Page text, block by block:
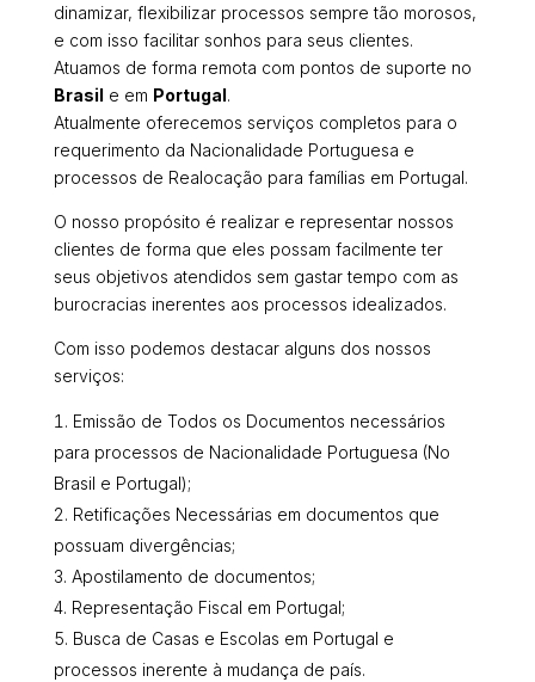
dinamizar, flexibilizar processos sempre tão morosos,
e com isso facilitar sonhos para seus clientes.
Atuamos de forma remota com pontos de suporte no
Brasil e em Portugal.
Atualmente oferecemos serviços completos para o
requerimento da Nacionalidade Portuguesa e
processos de Realocação para famílias em Portugal.
O nosso propósito é realizar e representar nossos
clientes de forma que eles possam facilmente ter
seus objetivos atendidos sem gastar tempo com as
burocracias inerentes aos processos idealizados.
Com isso podemos destacar alguns dos nossos
serviços:
Emissão de Todos os Documentos necessários
para processos de Nacionalidade Portuguesa (No
Brasil e Portugal);
Retificações Necessárias em documentos que
possuam divergências;
Apostilamento de documentos;
Representação Fiscal em Portugal;
Busca de Casas e Escolas em Portugal e
processos inerente à mudança de país.